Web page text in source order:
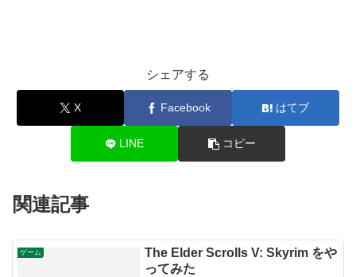
シェアする
X Facebook はてブ
LINE コピー
関連記事
ゲーム
The Elder Scrolls V: Skyrim をや
ってみた